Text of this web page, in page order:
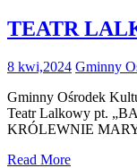
TEATR
8 kwi,2024 Gminny
Gminny Ośrodek
Teatr Lalkowy pt.
KRÓLEWNIE
Read More